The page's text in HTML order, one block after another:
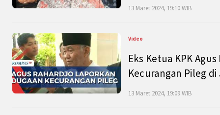
13 Maret 2024, 19:10 WIB
Video
Eks Ketua KPK
Kecurangan Pileg
13 Maret 2024, 19:09 WIB